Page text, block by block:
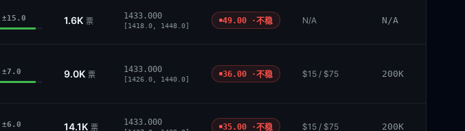
±15.0 1.6K 票
1433.000
[1418.0, 1448.0]
49.00 ·不稳 N/A N/A
±7.0 9.0K 票
1433.000
[1426.0, 1440.0]
36.00 ·不稳 $15 / $75 200K
±6.0 14.1K 票
1433.000 35.00 ·不稳 $15 / $75 200K